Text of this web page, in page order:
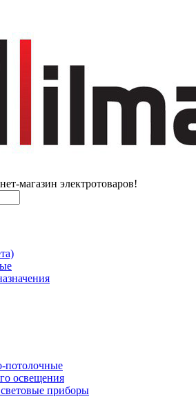
магазин электротоваров!
потолочные
освещения
приборы